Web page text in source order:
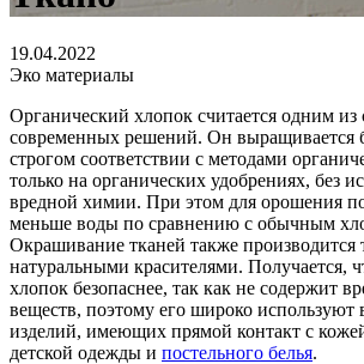
19.04.2022
Эко материалы
Органический хлопок считается одним
современных решений. Он выращивается
строгом соответствии с методами
только на органических удобрениях, без
вредной химии. При этом для орошения
меньше воды по сравнению с обычным
Окрашивание тканей также производится
натуральными красителями. Получается,
хлопок безопаснее, так как не содержит
веществ, поэтому его широко используют
изделий, имеющих прямой контакт с
детской одежды и постельного белья.